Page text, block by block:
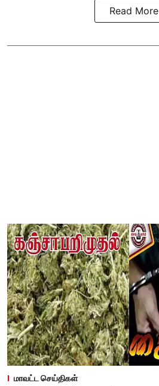
Read More
மாவட்ட செய்திகள்